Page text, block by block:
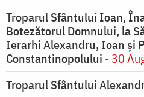
Troparul Sfântului Ioan,
Botezătorul Domnului, la
Ierarhi Alexandru, Ioan şi
Constantinopolului - 30
Troparul Sfântului